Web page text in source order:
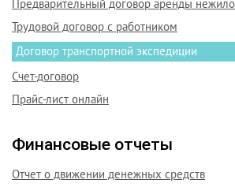
Предварительный договор аренды
Трудовой договор с работником
Договор транспортной экспедиции
Счет-договор
Прайс-лист онлайн
Финансовые отчеты
Отчет о движении денежных средств